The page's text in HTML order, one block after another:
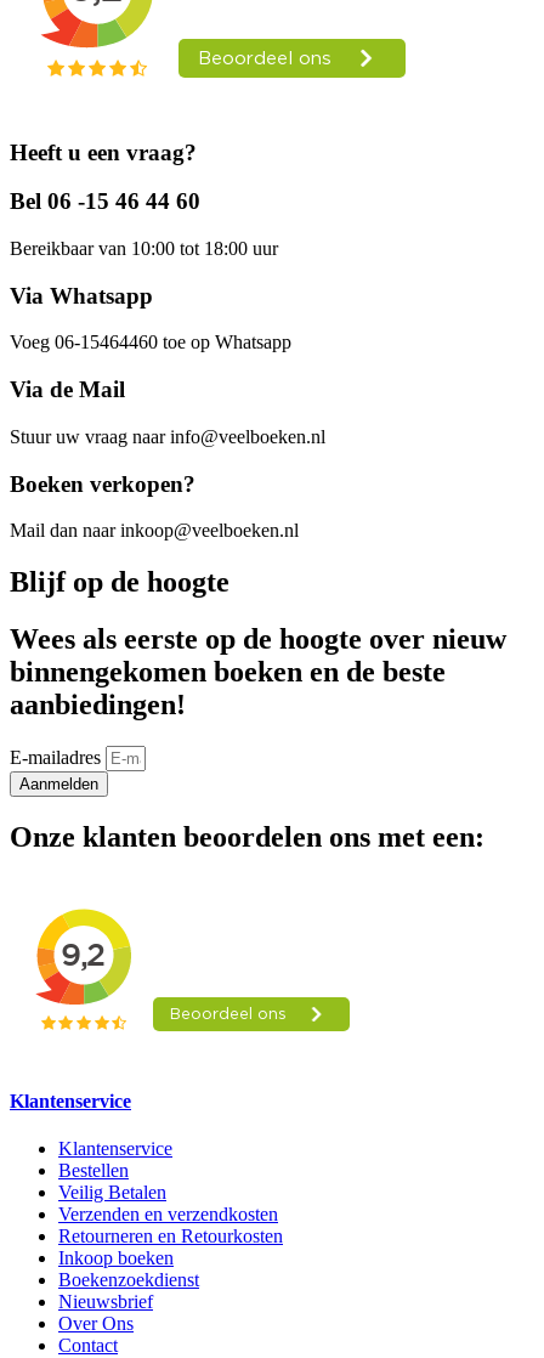
Heeft u een vraag?
Bel 06 -15 46 44 60
Bereikbaar van 10:00 tot 18:00 uur
Via Whatsapp
Voeg 06-15464460 toe op Whatsapp
Via de Mail
Stuur uw vraag naar info@veelboeken.nl
Boeken verkopen?
Mail dan naar inkoop@veelboeken.nl
Blijf op de hoogte
Wees als eerste op de hoogte over nieuw
binnengekomen boeken en de beste
aanbiedingen!
E-mailadres
Aanmelden
Onze klanten beoordelen ons met een:
Klantenservice
Klantenservice
Bestellen
Veilig Betalen
Verzenden en verzendkosten
Retourneren en Retourkosten
Inkoop boeken
Boekenzoekdienst
Nieuwsbrief
Over Ons
Contact